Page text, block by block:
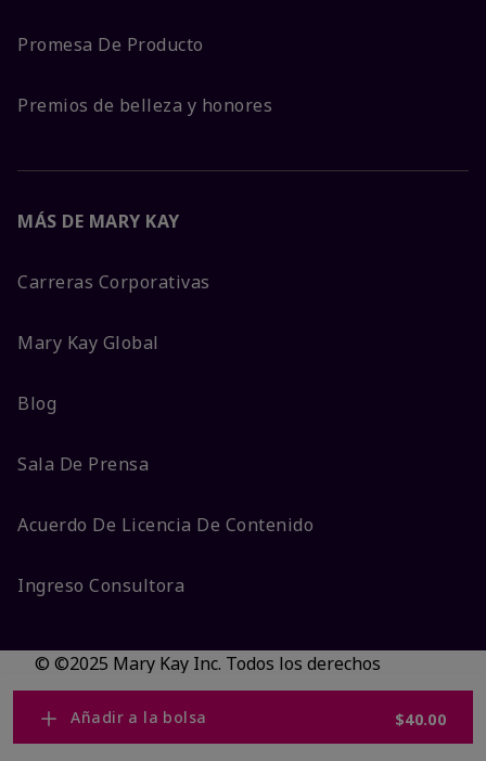
Añadir a la bolsa $40.00
Promesa De Producto
Premios de belleza y honores
MÁS DE MARY KAY
Carreras Corporativas
Mary Kay Global
Blog
Sala De Prensa
Acuerdo De Licencia De Contenido
Ingreso Consultora
© ©2025 Mary Kay Inc. Todos los derechos
reservados.
No vender/Preferencias de cookies